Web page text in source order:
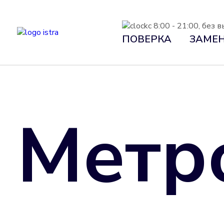
с 8:00 - 21:00, без
ПОВЕРКА